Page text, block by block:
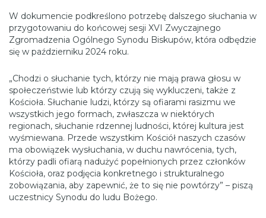
W dokumencie podkreślono potrzebę dalszego słuchania w
przygotowaniu do końcowej sesji XVI Zwyczajnego
Zgromadzenia Ogólnego Synodu Biskupów, która odbędzie
się w październiku 2024 roku.
„Chodzi o słuchanie tych, którzy nie mają prawa głosu w
społeczeństwie lub którzy czują się wykluczeni, także z
Kościoła. Słuchanie ludzi, którzy są ofiarami rasizmu we
wszystkich jego formach, zwłaszcza w niektórych
regionach, słuchanie rdzennej ludności, której kultura jest
wyśmiewana. Przede wszystkim Kościół naszych czasów
ma obowiązek wysłuchania, w duchu nawrócenia, tych,
którzy padli ofiarą nadużyć popełnionych przez członków
Kościoła, oraz podjęcia konkretnego i strukturalnego
zobowiązania, aby zapewnić, że to się nie powtórzy” – piszą
uczestnicy Synodu do ludu Bożego.